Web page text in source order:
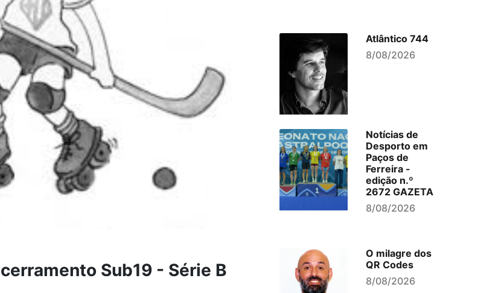
Sub19 - Série B
Atlântico 744
8/08/2026
Notícias de
Desporto em
Paços de
Ferreira -
edição n.º
2672 GAZETA
8/08/2026
O milagre dos
QR Codes
8/08/2026